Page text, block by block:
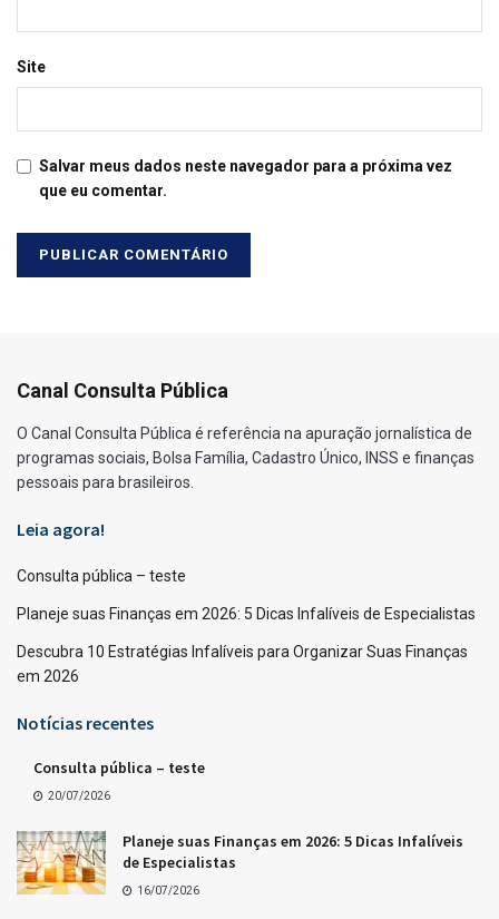
Site
Salvar meus dados neste navegador para a próxima vez
que eu comentar.
Canal Consulta Pública
O Canal Consulta Pública é referência na apuração jornalística de
programas sociais, Bolsa Família, Cadastro Único, INSS e finanças
pessoais para brasileiros.
Leia agora!
Consulta pública – teste
Planeje suas Finanças em 2026: 5 Dicas Infalíveis de Especialistas
Descubra 10 Estratégias Infalíveis para Organizar Suas Finanças
em 2026
Notícias recentes
Consulta pública – teste
20/07/2026
Planeje suas Finanças em 2026: 5 Dicas Infalíveis
de Especialistas
16/07/2026